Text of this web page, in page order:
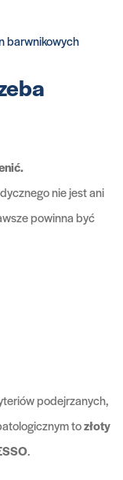
barwnikowych
nie jest ani
powinna być
podejrzanych,
tozłoty
.